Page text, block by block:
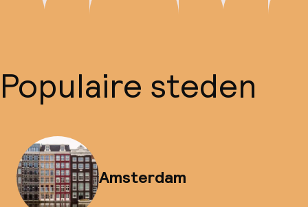
Populaire steden
Amsterdam